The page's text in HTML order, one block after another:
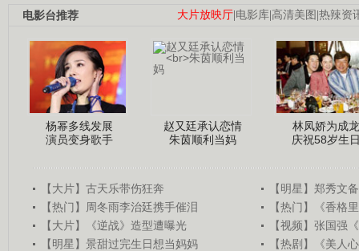
大片放映厅|电影库|高清美图 |热辣资
电影台推荐
杨幂多线发展
演员变身歌手
赵又廷承认恋情
朱茵顺利当妈
林凤娇为成龙
庆祝58岁生
【大片】古天乐带伤狂奔
【明星】郑秀文
【热门】周冬雨李治廷携手催泪
【热门】《香格
【大片】《逆战》造型遭曝光
【视频】张国强
【明星】景甜过完生日想当妈妈
【热剧】《美人